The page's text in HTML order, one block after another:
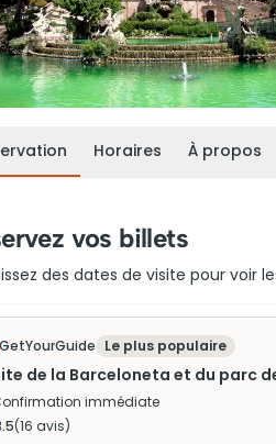
Horaires À propos
vos billets
des dates de visite pour voir
GetYourGuide Le plus populaire
de la Barceloneta et du parc
immédiate
(16 avis)